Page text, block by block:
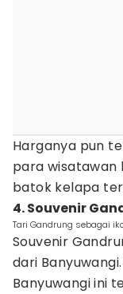
Harganya pun
para wisatawan
batok kelapa
4. Souvenir
Tari Gandrung sebagai
Souvenir
dari
Banyuwangi ini